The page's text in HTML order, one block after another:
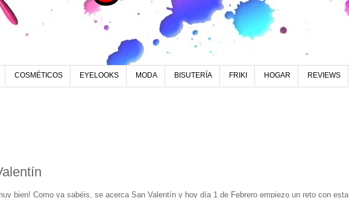
COSMÉTICOS EYELOOKS MODA BISUTERÍA FRIKI HOGAR REVIEWS
bien! Como ya sabéis, se acerca San Valentín y hoy día 1 de Febrero empiezo un reto con esta